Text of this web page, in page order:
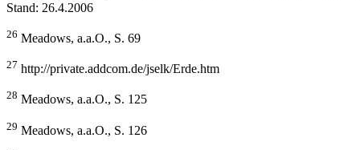
Stand: 26.4.2006
26 Meadows, a.a.O., S. 69
27 http://private.addcom.de/jselk/Erde.htm
28 Meadows, a.a.O., S. 125
29 Meadows, a.a.O., S. 126